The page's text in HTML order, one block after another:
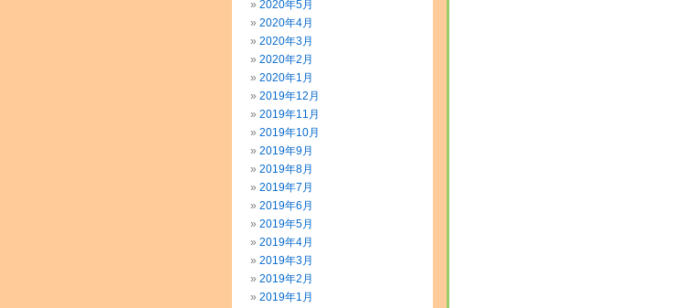
2020年5月
2020年4月
2020年3月
2020年2月
2020年1月
2019年12月
2019年11月
2019年10月
2019年9月
2019年8月
2019年7月
2019年6月
2019年5月
2019年4月
2019年3月
2019年2月
2019年1月